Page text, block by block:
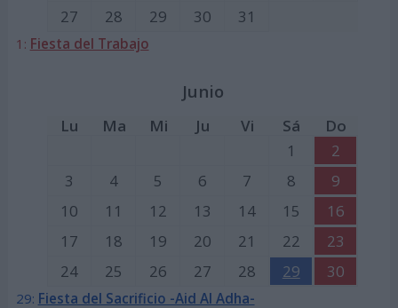
27
28 29 30 31
1: Fiesta del Trabajo
Junio
Lu Ma Mi Ju Vi Sá
Do
1
2
3
4 5 6 7 8
9
10
11 12 13 14 15
16
17
18 19 20 21 22
23
24
25 26 27 28 29 30
29: Fiesta del Sacrificio -Aid Al Adha-